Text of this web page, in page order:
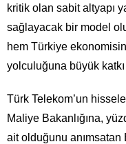
kritik olan sabit altyapı
sağlayacak bir model
hem Türkiye
yolculuğuna büyük
Türk Telekom’un
Maliye Bakanlığına,
ait olduğunu anımsatan